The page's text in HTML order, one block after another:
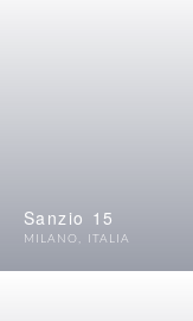
Sanzio 15
MILANO , ITALIA